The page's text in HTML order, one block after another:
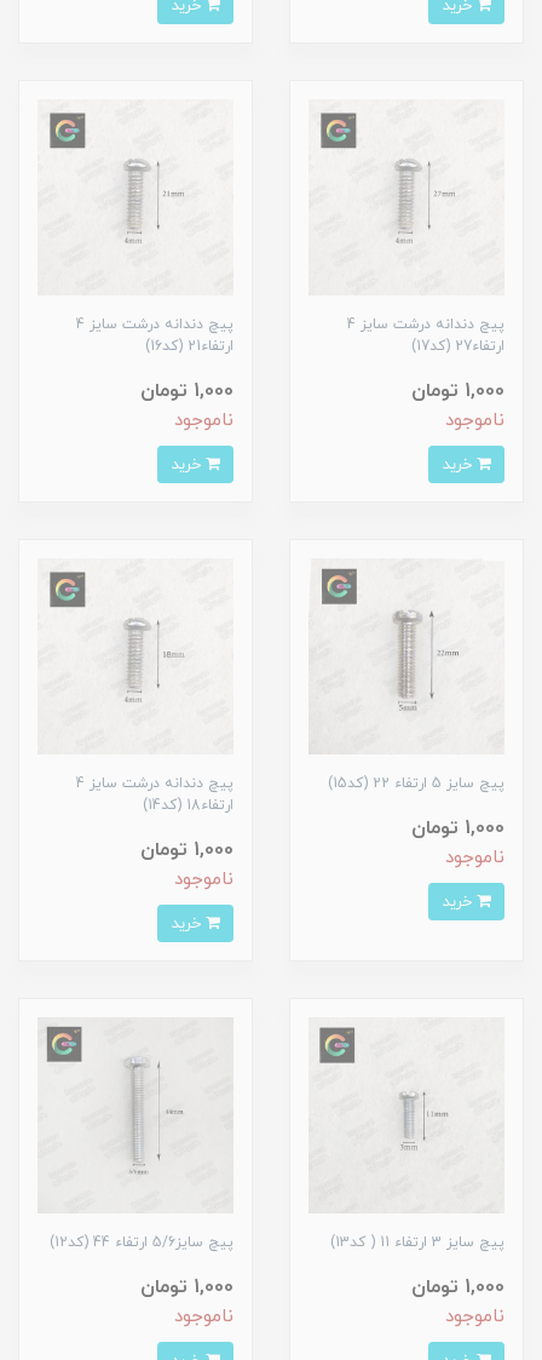
پیچ دندانه درشت سایز 4
ارتفاء27 (کد17)
1,000 تومان
ناموجود
پیچ دندانه درشت سایز 4
ارتفاء21 (کد16)
1,000 تومان
ناموجود
پیچ سایز 5 ارتفاء 22 (کد15)
1,000 تومان
ناموجود
پیچ دندانه درشت سایز 4
ارتفاء18 (کد14)
1,000 تومان
ناموجود
پیچ سایز 3 ارتفاء 11 ( کد13)
1,000 تومان
ناموجود
پیچ سایز5/6 ارتفاء 44 (کد12)
1,000 تومان
ناموجود